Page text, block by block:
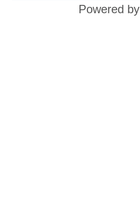
Powered by